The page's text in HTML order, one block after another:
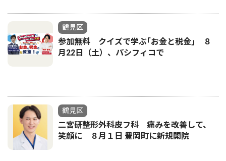
鶴見区
参加無料 クイズで学ぶ｢お金と税金｣ ８
月22日（土）、パシフィコで
鶴見区
二宮研整形外科皮フ科 痛みを改善して、
笑顔に ８月１日 豊岡町に新規開院